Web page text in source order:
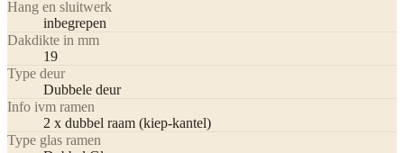
Hang en sluitwerk
inbegrepen
Dakdikte in mm
19
Type deur
Dubbele deur
Info ivm ramen
2 x dubbel raam (kiep-kantel)
Type glas ramen